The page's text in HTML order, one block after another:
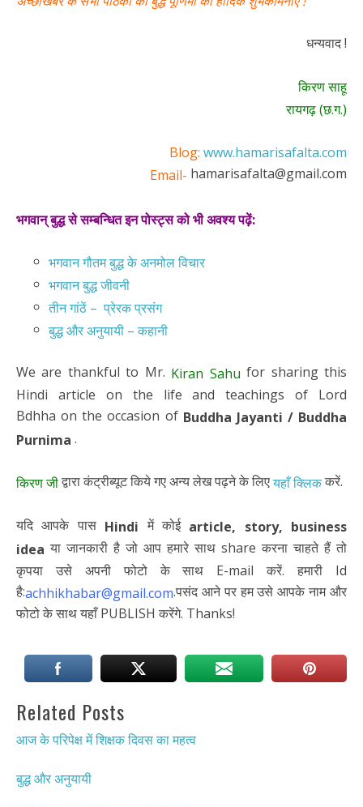
धन्यवाद !
किरण साहू
रायगढ़ (छ.ग.)
Blog: www.hamarisafalta.com
Email- hamarisafalta@gmail.com
भगवान् बुद्ध से सम्बन्धित इन पोस्ट्स को भी अवश्य पढ़ें:
भगवान गौतम बुद्ध के अनमोल विचार
भगवान बुद्ध जीवनी
तीन गांठें – प्रेरक प्रसंग
बुद्ध और अनुयायी – कहानी
We are thankful to Mr. Kiran Sahu for sharing this
Hindi article on the life and teachings of Lord
Bdhha on the occasion of Buddha Jayanti / Buddha
Purnima .
किरण जीद्वारा कंट्रीब्यूट किये गए अन्य लेख पढ़ने के लिएयहाँ क्लिककरें.
यदि आपके पास Hindi में कोई article, story, business
idea या जानकारी है जो आप हमारे साथ share करना चाहते हैं तो
कृपया उसे अपनी फोटो के साथ E-mail करें. हमारी Id
है:achhikhabar@gmail.com.पसंद आने पर हम उसे आपके नाम और
फोटो के साथ यहाँ PUBLISH करेंगे. Thanks!
Related Posts
आज के परिपेक्ष में शिक्षक दिवस का महत्व
बुद्ध और अनुयायी